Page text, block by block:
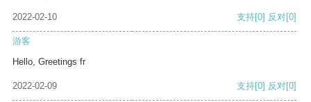
2022-02-10 支持[0] 反对[0]
游客
Hello, Greetings fr
2022-02-09 支持[0] 反对[0]